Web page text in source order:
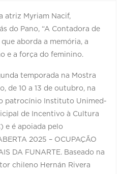
atriz Myriam Nacif,
do Pano, “A Contadora de
aborda a memória, a
e a força do feminino.
temporada na Mostra
de 10 a 13 de outubro, na
patrocínio Instituto Unimed-
de Incentivo à Cultura
e é apoiada pelo
2025 – OCUPAÇÃO
DA FUNARTE. Baseado na
chileno Hernán Rivera